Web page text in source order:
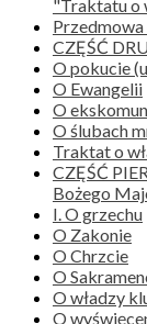
"Traktatu o
CZĘŚĆ
O pokucie
O Ewangelii
O
O ślubach
Traktat o
CZĘŚĆ
Bożego
I. O grzechu
O Zakonie
O Chrzcie
O
O władzy
O